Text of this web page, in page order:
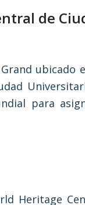
de
ubicado
para
Heritage